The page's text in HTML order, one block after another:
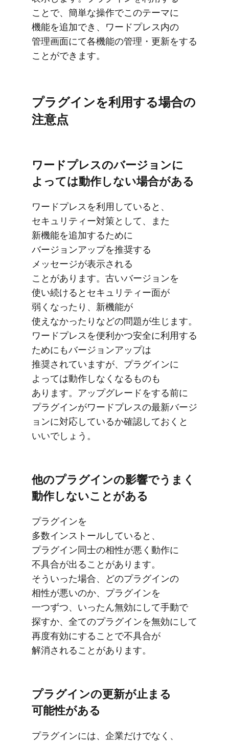
ことで、​簡単な​操作で​この​テーマに​
機能を​追加でき、​ワードプレス内の​
管理画面にて各機能の​管理・更新を​する​
ことができます。
プラグインを​利用する​場合の​
注意点
ワードプレスの​バージ​ョンに​
よっては​動作しない​場合が​ある
ワードプレスを​利用していると、​
セキュリティー対策と​して、​また​
新機能を​追加する​ために​
バージョンアップを​推奨する​
メッセージが​表示される​
ことがあります。​古い​バージョンを​
使い続けると​セキュリティー面が​
弱くなったり、​新機能が​
使えなかったりなどの​問題が​生じます。​
ワードプレスを​便利かつ安全に​利用する​
ためにも​バージョンアップは​
推奨されていますが、​プラグインに​
よっては​動作しなくなる​ものも​
あります。​アップグレードを​する​前に​
プラグインが​ワードプレスの​最新バージ​
ョンに​対応しているか​確認しておくと​
いいでしょう。
他の​プラグインの​影響で​うまく​
動作しない​ことがある
プラグインを​
多数インストールしていると、​
プラグイン同士の​相性が​悪く​動作に​
不具合が​出る​ことがあります。​
そういった​場合、​どの​プラグインの​
相性が​悪いのか、​プラグインを​
一つずつ、​いったん​無効に​して​手動で​
探すか、​全ての​プラグインを​無効に​して​
再度​有効に​する​ことで​不具合が​
解消される​ことがあります。
プラグインの​更新が​止まる​
可能性が​ある
プラグインには、​企業だけでなく、​